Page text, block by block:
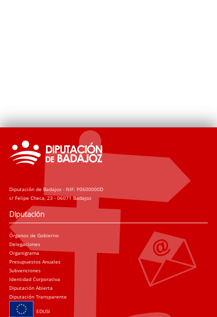
Diputación de Badajoz - NIF: P0600000D
c/ Felipe Checa, 23 - 06071 Badajoz
Diputación
Órganos de Gobierno
Delegaciones
Organigrama
Presupuestos Anuales
Subvenciones
Identidad Corporativa
Diputación Abierta
Diputación Transparente
EDUSI